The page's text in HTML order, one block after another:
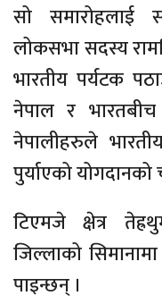
सो समारोहलाई
लोकसभा सदस्य
भारतीय पर्यटक
नेपाल र
नेपालीहरुले
पुर्याएको योगदानको
टिएमजे क्षेत्र
जिल्लाको
पाइन्छन् ।